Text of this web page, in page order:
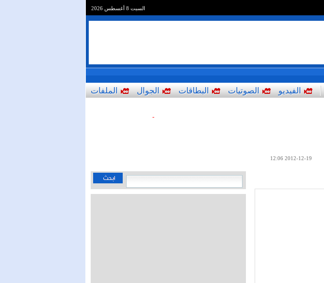
السبت 8 أغسطس 2026
الفيديو الصوتيات البطاقات الجوال الملفات
-
2012-12-19 12:06